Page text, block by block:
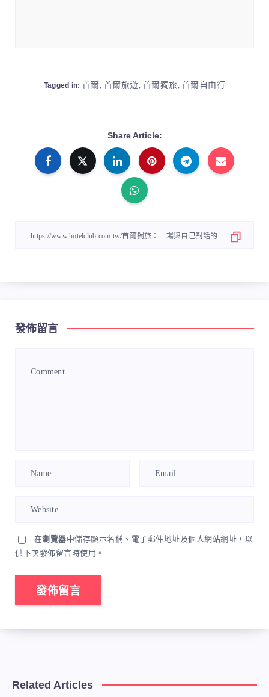
Tagged in: 首爾, 首爾旅遊, 首爾獨旅, 首爾自由行
Share Article:
發佈留言
在瀏覽器中儲存顯示名稱、電子郵件地址及個人網站網址，以
供下次發佈留言時使用。
Related Articles